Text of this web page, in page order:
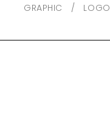
GRAPHIC LOGO